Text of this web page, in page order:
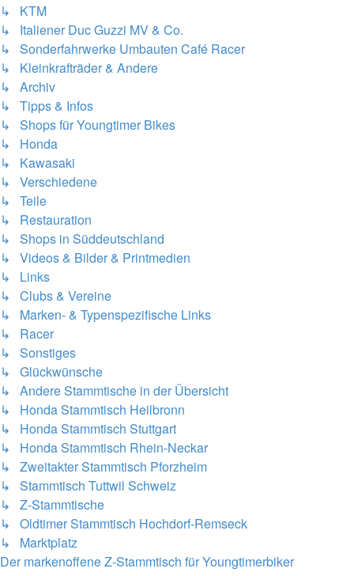
↳ KTM
↳ Italiener Duc Guzzi MV & Co.
↳ Sonderfahrwerke Umbauten Café Racer
↳ Kleinkrafträder & Andere
↳ Archiv
↳ Tipps & Infos
↳ Shops für Youngtimer Bikes
↳ Honda
↳ Kawasaki
↳ Verschiedene
↳ Teile
↳ Restauration
↳ Shops in Süddeutschland
↳ Videos & Bilder & Printmedien
↳ Links
↳ Clubs & Vereine
↳ Marken- & Typenspezifische Links
↳ Racer
↳ Sonstiges
↳ Glückwünsche
↳ Andere Stammtische in der Übersicht
↳ Honda Stammtisch Heilbronn
↳ Honda Stammtisch Stuttgart
↳ Honda Stammtisch Rhein-Neckar
↳ Zweitakter Stammtisch Pforzheim
↳ Stammtisch Tuttwil Schweiz
↳ Z-Stammtische
↳ Oldtimer Stammtisch Hochdorf-Remseck
↳ Marktplatz
Der markenoffene Z-Stammtisch für Youngtimerbiker